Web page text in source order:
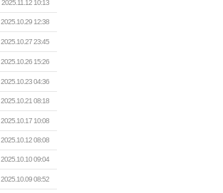
2025.11.12 10:13
2025.10.29 12:38
2025.10.27 23:45
2025.10.26 15:26
2025.10.23 04:36
2025.10.21 08:18
2025.10.17 10:08
2025.10.12 08:08
2025.10.10 09:04
2025.10.09 08:52